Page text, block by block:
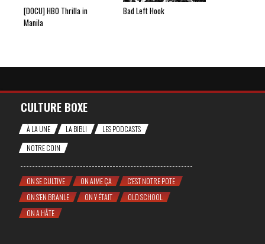
[DOCU] HBO Thrilla in
Manila
Bad Left Hook
CULTURE BOXE
À LA UNE LA BIBLI
LES PODCASTS
NOTRE COIN
ON SE CULTIVE ON AIME ÇA
C'EST NOTRE POTE
ON S'EN BRANLE
ON Y ÉTAIT
OLD SCHOOL
ON A HÂTE